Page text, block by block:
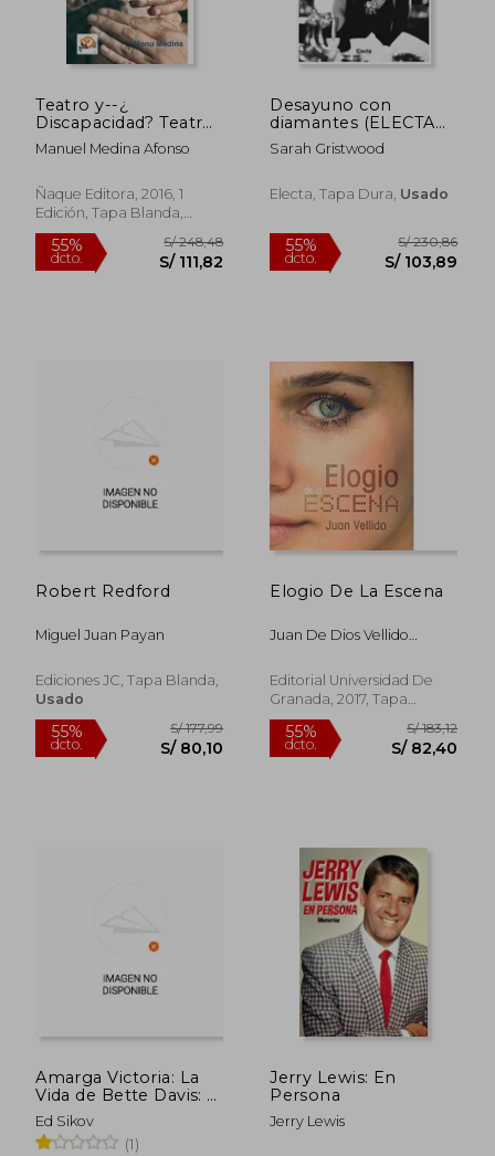
55%
dcto.
S/ 112,97 dcto.
Teatro y--¿
Discapacidad? Teatro
Brut- Teatro Genuino
Manuel Medina Afonso
Ñaque Editora, 2016, 1
Edición, Tapa Blanda,
Nuevo
Desayuno con
diamantes (ELECTA
ARTE)
Sarah Gristwood
Electa, Tapa Dura, Usado
Robert Redford
Miguel Juan Payan
Ediciones JC, Tapa Blanda,
Usado
Elogio De La Escena
Juan De Dios Vellido
Editorial Universidad De
Granada, 2017, Tapa
Blanda, Nuevo
Amarga Victoria: La
Vida de Bette Davis: 5
(Vidas de Papel)
Ed Sikov
(1)
Jerry Lewis: En
Persona
Jerry Lewis